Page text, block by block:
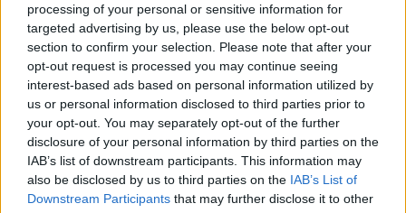
processing of your personal or sensitive information for
targeted advertising by us, please use the below opt-out
section to confirm your selection. Please note that after your
opt-out request is processed you may continue seeing
interest-based ads based on personal information utilized by
us or personal information disclosed to third parties prior to
your opt-out. You may separately opt-out of the further
disclosure of your personal information by third parties on the
IAB’s list of downstream participants. This information may
also be disclosed by us to third parties on the IAB’s List of
Downstream Participants that may further disclose it to other